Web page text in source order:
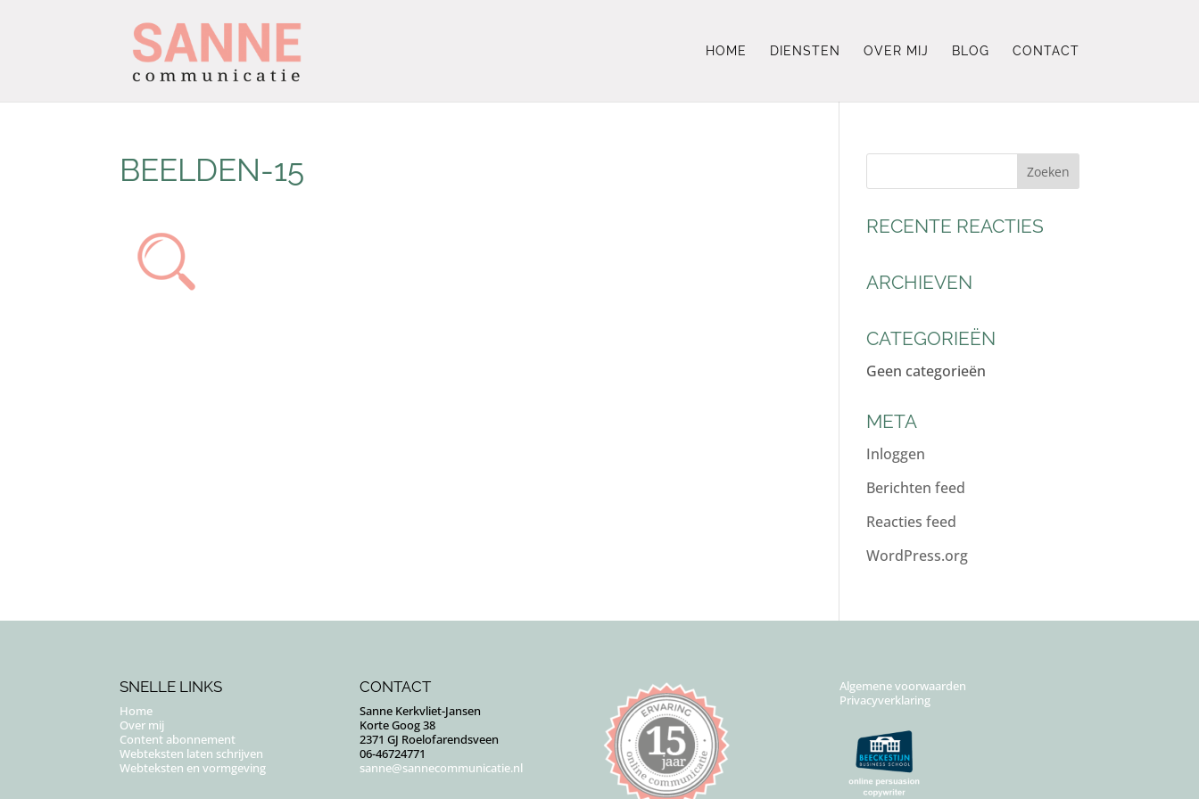
HOME DIENSTEN OVER MIJ BLOG CONTACT
BEELDEN-15
RECENTE REACTIES
ARCHIEVEN
CATEGORIEËN
Geen categorieën
META
Inloggen
Berichten feed
Reacties feed
WordPress.org
SNELLE LINKS
Home
Over mij
Content abonnement
Webteksten laten schrijven
Webteksten en vormgeving
CONTACT
Sanne Kerkvliet-Jansen
Korte Goog 38
2371 GJ Roelofarendsveen
06-46724771
sanne@sannecommunicatie.nl
Algemene voorwaarden
Privacyverklaring